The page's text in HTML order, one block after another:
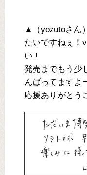
▲（yozutoさん
たいですねぇ！
い！
発売までもう少
んばってますよ
応援ありがとう